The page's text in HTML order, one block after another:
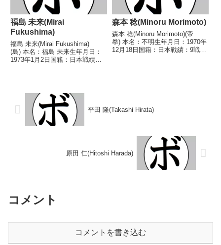
福島 未来(Mirai
Fukushima)
福島 未来(Mirai Fukushima)
(島) 本名：福島 未来生年月日：
1973年1月2日国籍：日本戦績：
西部日本フェザー級新...
森本 稔(Minoru Morimoto)
森本 稔(Minoru Morimoto)(帝
拳) 本名：不明生年月日：1970年
12月18日国籍：日本戦績：9戦5
平田 隆(Takashi Hirata)
原田 仁(Hitoshi Harada)
コメント
コメントを書き込む